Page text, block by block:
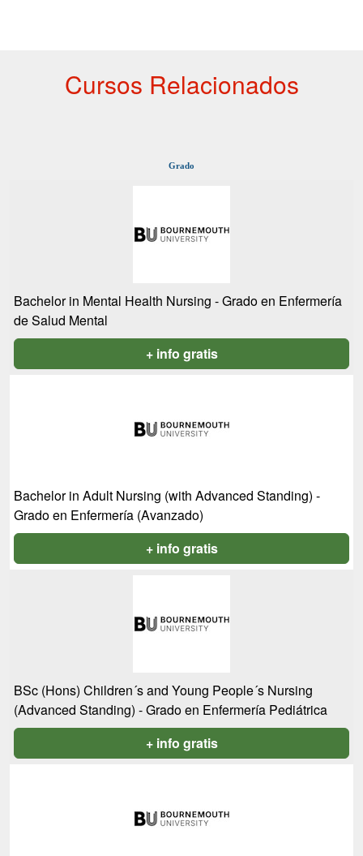
Cursos Relacionados
Grado
Bachelor in Mental Health Nursing - Grado en Enfermería
de Salud Mental
+ info gratis
Bachelor in Adult Nursing (with Advanced Standing) -
Grado en Enfermería (Avanzado)
+ info gratis
BSc (Hons) Children´s and Young People´s Nursing
(Advanced Standing) - Grado en Enfermería Pediátrica
+ info gratis